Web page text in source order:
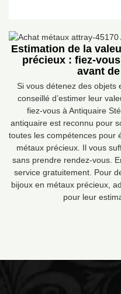
Estimation de la
précieux : fiez-
avant
Si vous détenez des objets
conseillé d’estimer leur
fiez-vous à Antiquaire
antiquaire est reconnu pour
toutes les compétences pour
métaux précieux. Il vous
sans prendre rendez-vous.
service gratuitement. Pour
bijoux en métaux précieux,
pour leur